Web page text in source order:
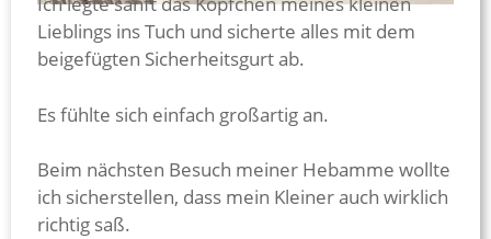
Lieblings ins Tuch und sicherte alles mit dem
beigefügten Sicherheitsgurt ab.
Es fühlte sich einfach großartig an.
Beim nächsten Besuch meiner Hebamme wollte
ich sicherstellen, dass mein Kleiner auch wirklich
richtig saß.